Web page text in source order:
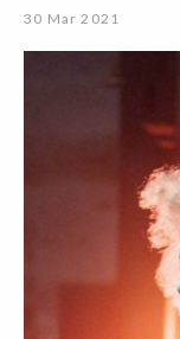
30 Mar 2021